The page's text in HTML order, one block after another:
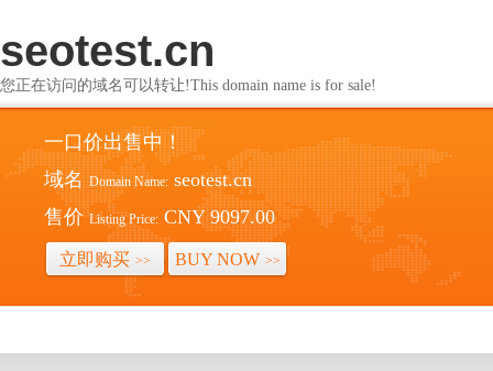
seotest.cn
您正在访问的域名可以转让!This domain name is for sale!
一口价出售中！
域名 Domain Name: seotest.cn
售价 Listing Price: CNY 9097.00
立即购买 >> BUY NOW >>